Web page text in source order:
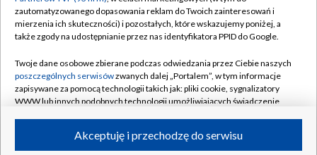
Centrum informacji TVP
Naziemna Telewizja Cyfrowa
Rada Programowa
System NOS
Informacje o nadawcy
Program dla prasy
Moje zgody
Pomoc
Kontakt
Kanały
zautomatyzowanego dopasowania reklam do Twoich zainteresowań i
mierzenia ich skuteczności) i pozostałych, które wskazujemy poniżej, a
także zgody na udostępnianie przez nas identyfikatora PPID do Google.
Twoje dane osobowe zbierane podczas odwiedzania przez Ciebie naszych
poszczególnych serwisówzwanych dalej „Portalem”, w tym informacje
zapisywane za pomocą technologii takich jak: pliki cookie, sygnalizatory
WWW lub innych podobnych technologii umożliwiających świadczenie
ruchu w Internecie.Akceptuję i przechodzę do serwisu